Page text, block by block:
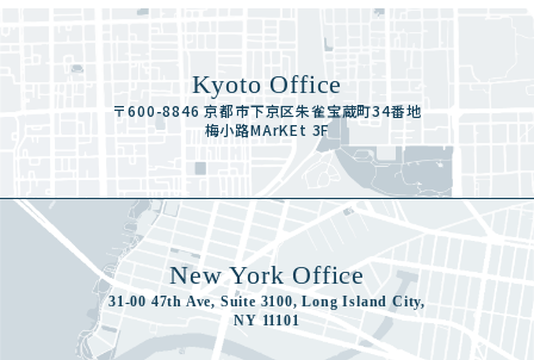
Kyoto Office
〒600-8846 京都市下京区朱雀宝蔵町34番地
梅小路MArKEt 3F
New York Office
31-00 47th Ave, Suite 3100, Long Island City,
NY 11101